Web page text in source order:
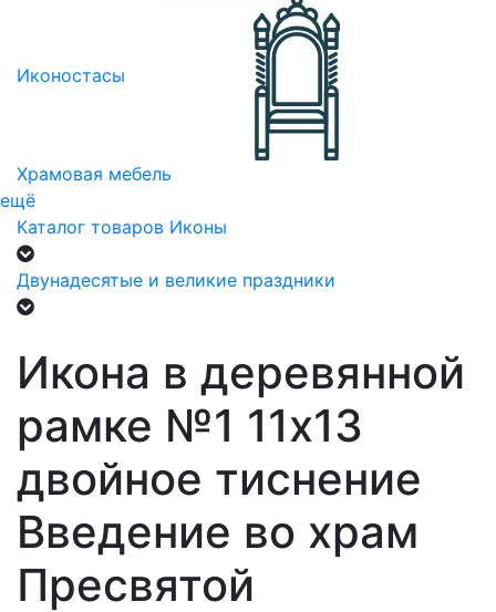
Иконостасы
Храмовая мебель
ещё
Каталог товаров Иконы
Двунадесятые и великие праздники
Икона в деревянной
рамке №1 11х13
двойное тиснение
Введение во храм
Пресвятой